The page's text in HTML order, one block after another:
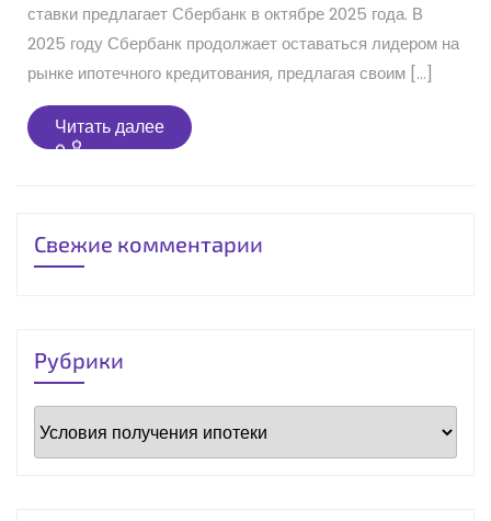
ставки предлагает Сбербанк в октябре 2025 года. В
2025 году Сбербанк продолжает оставаться лидером на
рынке ипотечного кредитования, предлагая своим […]
Читать далееЧитать
далее
Свежие комментарии
Рубрики
Рубрики